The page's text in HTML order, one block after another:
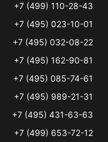
+7 (499) 110-28-43
+7 (495) 023-10-01
+7 (495) 032-08-22
+7 (495) 162-90-81
+7 (495) 085-74-61
+7 (495) 989-21-31
+7 (495) 431-63-63
+7 (499) 653-72-12